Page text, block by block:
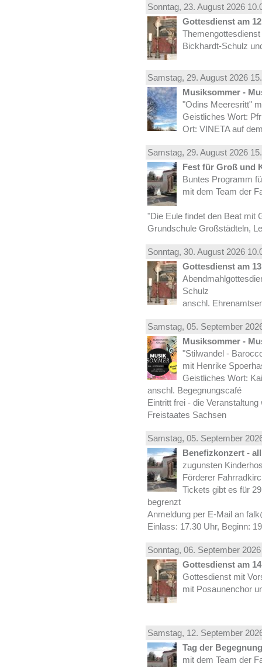
Sonntag, 23. August 2026
Gottesdienst am
Bickhardt-Schulz
Samstag, 29. August 2026
Musiksommer -
"Odins Meeresritt"
Geistliches Wort:
Ort: VINETA auf
Samstag, 29. August 2026
Fest für Groß und
Buntes Programm
mit dem Team der
"Die Eule findet den Beat mit
Grundschule Großstädteln,
Sonntag, 30. August 2026
Gottesdienst am
Schulz
anschl.
Samstag, 05. September
Musiksommer -
"Stilwandel -
mit Henrike
Geistliches Wort:
anschl. Begegnungscafé
Eintritt frei - die
Freistaates Sachsen
Samstag, 05. September
Benefizkonzert -
zugunsten
Förderer
Tickets gibt es für
begrenzt
Anmeldung per E-Mail an
Einlass: 17.30 Uhr, Beginn:
Sonntag, 06. September
Gottesdienst am
Gottesdienst mit
mit Posaunenchor
Samstag, 12. September
Tag der
mit dem Team der